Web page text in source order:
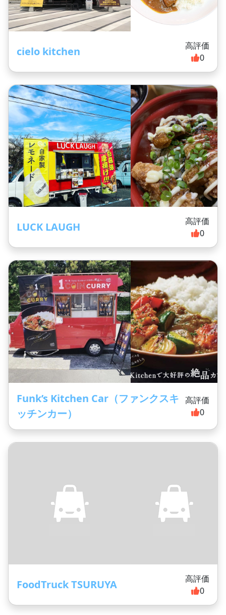
cielo kitchen
高評価
0
LUCK LAUGH
高評価
0
Funk’s Kitchen Car（ファンクスキ
ッチンカー）
高評価
0
FoodTruck TSURUYA
高評価
0